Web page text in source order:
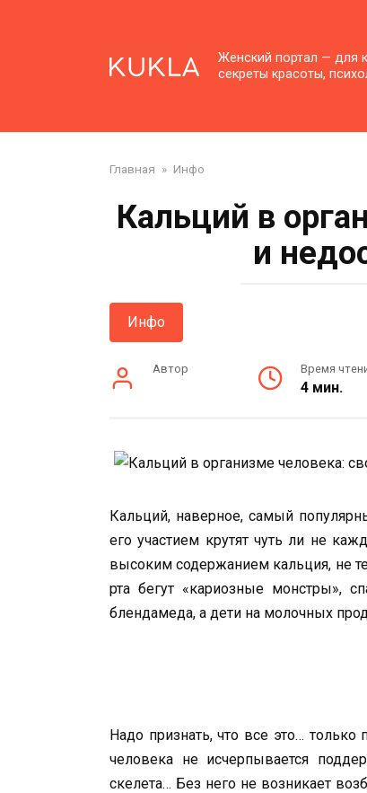
Женский портал — для
секреты красоты,
Главная » Инфо
Кальций в
и
Инфо
Автор Время
4 мин.
Кальций, наверное, самый
его участием крутят чуть ли не
высоким содержанием кальция, не
рта бегут «кариозные монстры»,
блендамеда, а дети на молочных
Надо признать, что все это…
человека не исчерпыва­ется
скеле­та… Без него не возникает